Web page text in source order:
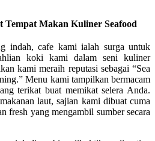
Tempat Makan Kuliner Seafood
indah, cafe kami ialah surga untuk
koki kami dalam seni kuliner
kami meraih reputasi sebagai “Sea
Menu kami tampilkan bermacam
terikat buat memikat selera Anda.
laut, sajian kami dibuat cuma
fresh yang mengambil sumber secara